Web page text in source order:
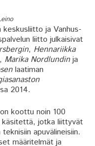
keskusliitto ja Vanhus-
liitto julkaisivat
, Hennariikka
, Marika Nordlundinja
laatiman
2014.
koottu noin 100
käsitettä, jotka liittyvät
apuvälineisiin.
määritelmät ja